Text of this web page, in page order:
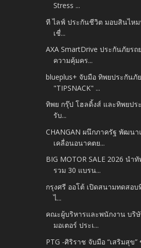
Stress ...
ที ไลฟ์ ประกันชีวิต มอบสินไห
เชื่...
AXA SmartDrive ประกันภัยร
ความคุ้มคร...
blueplus+ จับมือ ทิพยประกันภั
"TIPSNACK" ...
ทิพย กรุ๊ป โฮลดิ้งส์ และทิพยปร
รับ...
CHANGAN ผนึกภาครัฐ พัฒน
เคลื่อนอนาคตย...
BIG MOTOR SALE 2026 น
รวม 30 แบรน...
กรุงศรี ออโต้ เปิดสนามทดสอ
ไ...
คณะผู้บริหารและพนักงาน บริ
มอเตอร์ ประเ...
PTG -ศิริราช จับมือ “เสริมสุข